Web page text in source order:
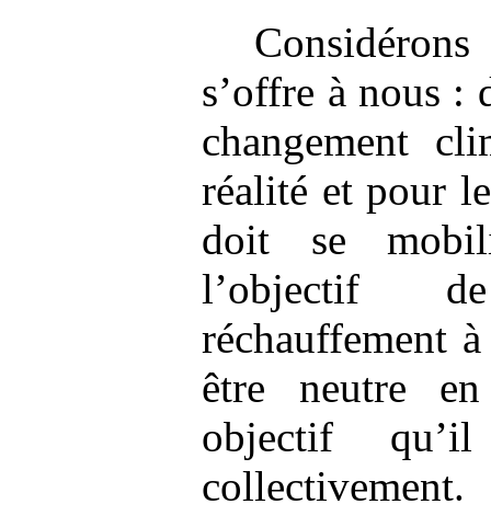
s’offre à nous :
changement
réalité et pour
doit se
l’objectif
réchauffement
être neutre
objectif
collectivement.